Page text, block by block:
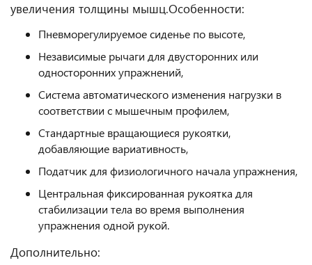
увеличения толщины мышц.Особенности:
Пневморегулируемое сиденье по высоте,
Независимые рычаги для двусторонних или
односторонних упражнений,
Система автоматического изменения нагрузки в
соответствии с мышечным профилем,
Стандартные вращающиеся рукоятки,
добавляющие вариативность,
Податчик для физиологичного начала упражнения,
Центральная фиксированная рукоятка для
стабилизации тела во время выполнения
упражнения одной рукой.
Дополнительно: